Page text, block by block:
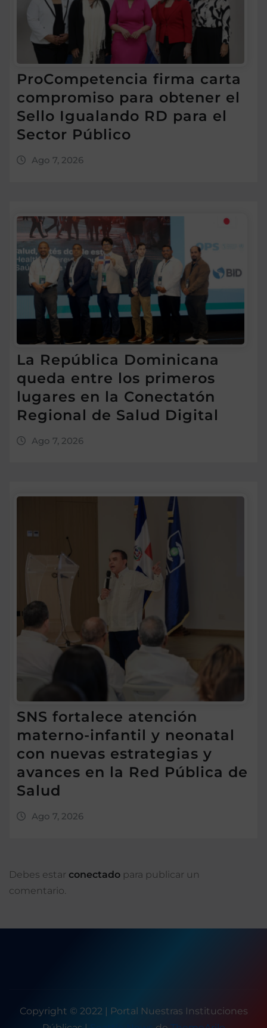
ProCompetencia firma carta
compromiso para obtener el
Sello Igualando RD para el
Sector Público
Ago 7, 2026
La República Dominicana
queda entre los primeros
lugares en la Conectatón
Regional de Salud Digital
Ago 7, 2026
SNS fortalece atención
materno-infantil y neonatal
con nuevas estrategias y
avances en la Red Pública de
Salud
Ago 7, 2026
Debes estar conectado para publicar un
comentario.
Copyright © 2022 | Portal Nuestras Instituciones